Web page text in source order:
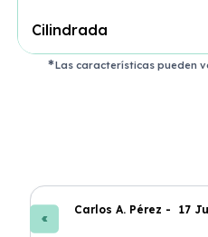
Cilindrada
Las características pueden
Carlos A. Pérez - 17